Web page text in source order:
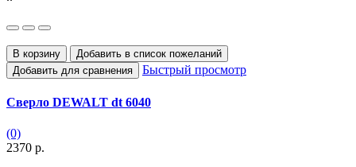
В корзину
Добавить в список пожеланий
Добавить для сравнения
Быстрый просмотр
Сверло DEWALT dt 6040
(0)
2370 р.